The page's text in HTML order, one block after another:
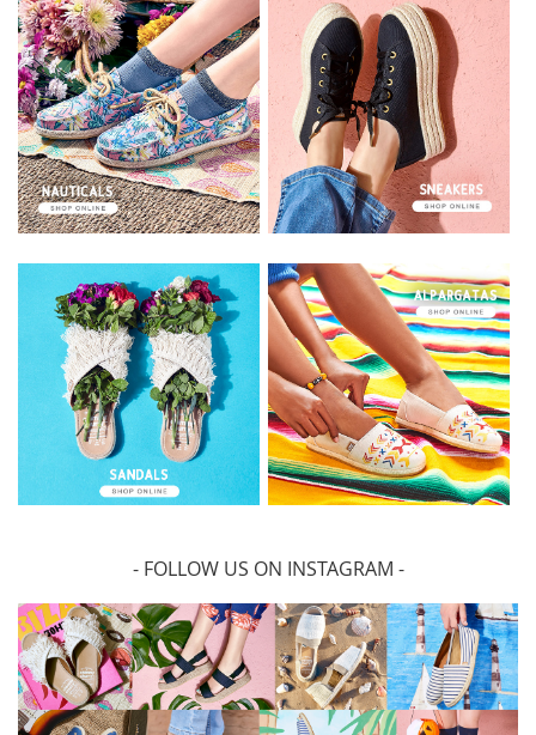
- FOLLOW US ON INSTAGRAM -